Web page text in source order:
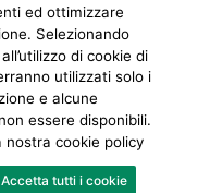
ed ottimizzare
Selezionando
di cookie di
utilizzati solo i
e alcune
essere disponibili.
nostra cookie policy
Accetta tutti i cookie